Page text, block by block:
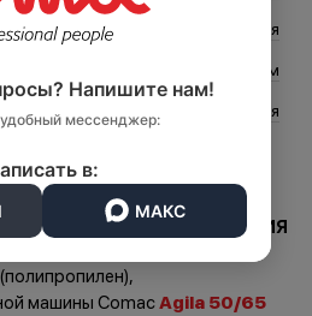
Средняя
Полипропилен 0,6 мм
Дисковая
Документация
машины ComacAgila 50/65
Напишите нам!
мессенджер:
в:
МАКС